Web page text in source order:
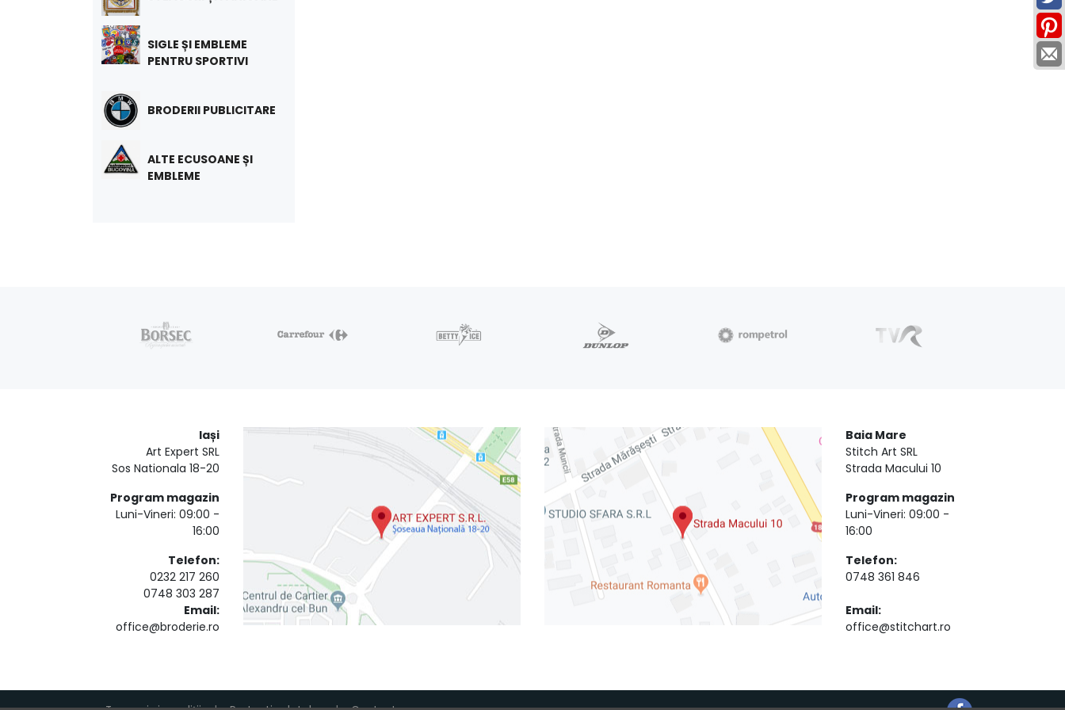
SIGLE ȘI EMBLEME
PENTRU SPORTIVI
BRODERII PUBLICITARE
ALTE ECUSOANE ȘI
EMBLEME
Iași
Art Expert SRL
Sos Nationala 18-20
Program magazin
Luni-Vineri: 09:00 -
16:00
Telefon:
0232 217 260
0748 303 287
Email:
office@broderie.ro
Baia Mare
Stitch Art SRL
Strada Macului 10
Program magazin
Luni-Vineri: 09:00 -
16:00
Telefon:
0748 361 846
Email:
office@stitchart.ro